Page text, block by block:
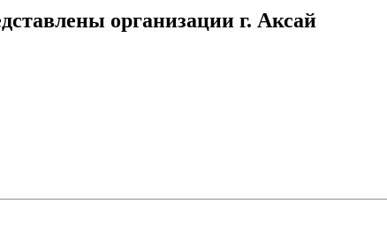
организации г. Аксай